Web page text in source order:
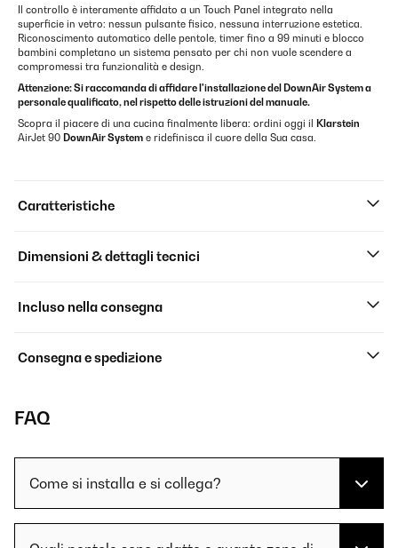
Il controllo è interamente affidato a un Touch Panel integrato nella
superficie in vetro: nessun pulsante fisico, nessuna interruzione estetica.
Riconoscimento automatico delle pentole, timer fino a 99 minuti e blocco
bambini completano un sistema pensato per chi non vuole scendere a
compromessi tra funzionalità e design.
Attenzione: Si raccomanda di affidare l'installazione del DownAir System a
personale qualificato, nel rispetto delle istruzioni del manuale.
Scopra il piacere di una cucina finalmente libera: ordini oggi il
Klarstein
AirJet 90 DownAir System e ridefinisca il cuore della Sua casa.
Caratteristiche
Dimensioni & dettagli tecnici
Incluso nella consegna
Consegna e spedizione
FAQ
Come si installa e si collega?